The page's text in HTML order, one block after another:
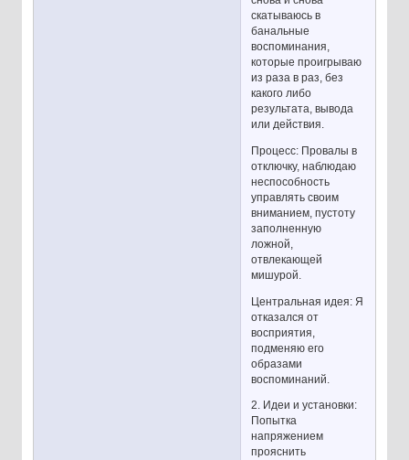
скатываюсь в
банальные
воспоминания,
которые проигрываю
из раза в раз, без
какого либо
результата, вывода
или действия.
Процесс: Провалы в
отключку, наблюдаю
неспособность
управлять своим
вниманием, пустоту
заполненную
ложной,
отвлекающей
мишурой.
Центральная идея: Я
отказался от
восприятия,
подменяю его
образами
воспоминаний.
2. Идеи и установки:
Попытка
напряжением
прояснить